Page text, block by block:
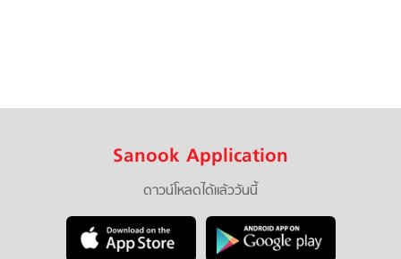
Sanook Application
ดาวน์โหลดได้แล้ววันนี้